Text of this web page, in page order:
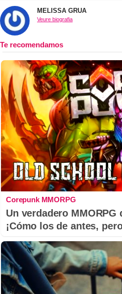
MELISSA GRUA
Veure biografia
Corepunk MMORPG
Un verdadero
¡Cómo los de antes,